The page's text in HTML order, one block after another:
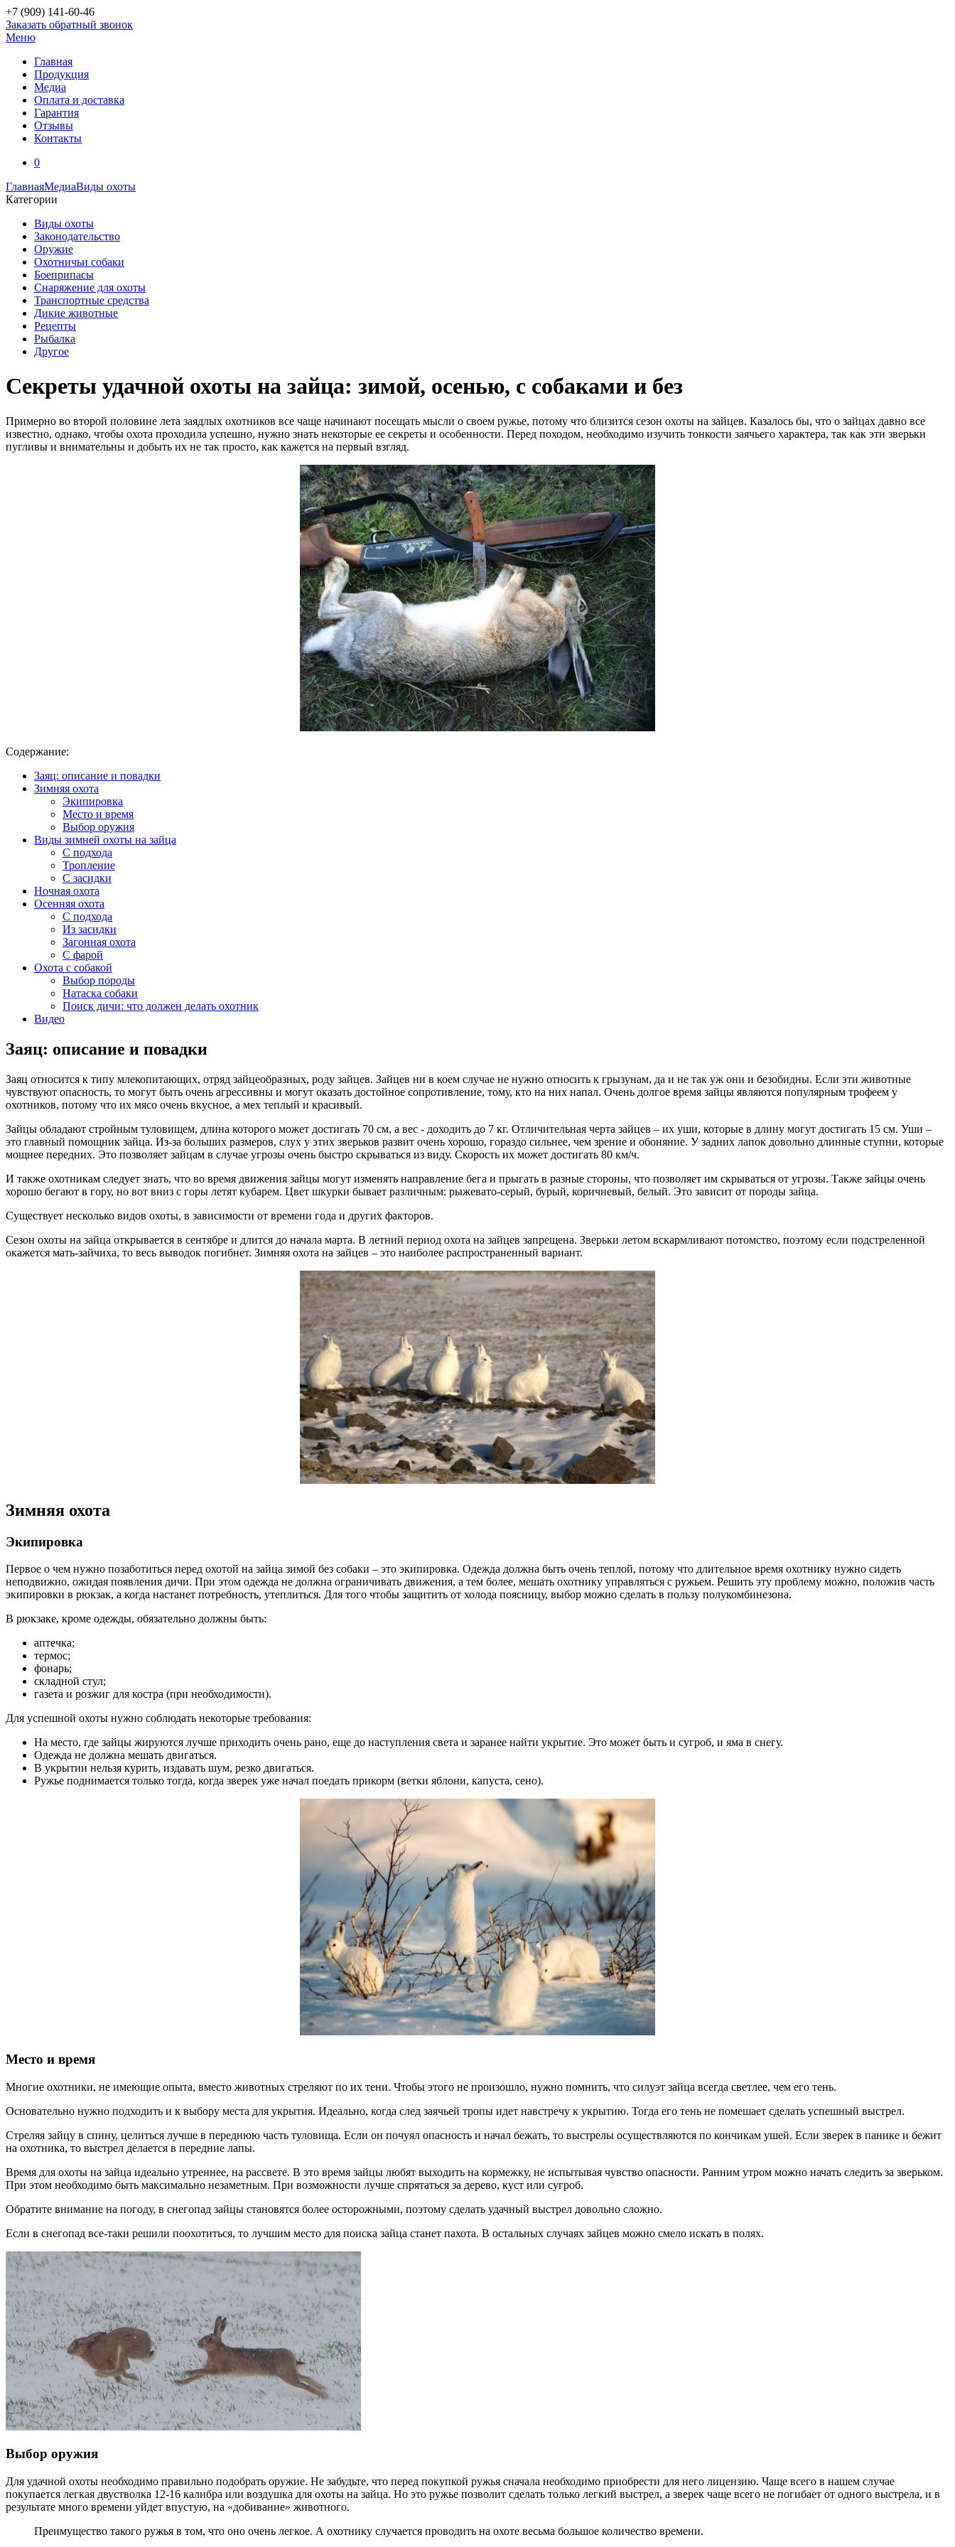
+7 (909) 141-60-46
Заказать обратный звонок
Меню
Главная
Продукция
Медиа
Оплата и доставка
Гарантия
Отзывы
Контакты
0
ГлавнаяМедиаВиды охоты
Категории
Виды охоты
Законодательство
Оружие
Охотничьи собаки
Боеприпасы
Снаряжение для охоты
Транспортные средства
Дикие животные
Рецепты
Рыбалка
Другое
Секреты удачной охоты на зайца: зимой, осенью, с собаками и без
Примерно во второй половине лета заядлых охотников все чаще начинают посещать мысли о своем ружье, потому что близится сезон охоты на зайцев. Казалось бы, что о зайцах давно все
известно, однако, чтобы охота проходила успешно, нужно знать некоторые ее секреты и особенности. Перед походом, необходимо изучить тонкости заячьего характера, так как эти зверьки
пугливы и внимательны и добыть их не так просто, как кажется на первый взгляд.
Содержание:
Заяц: описание и повадки
Зимняя охота
Экипировка
Место и время
Выбор оружия
Виды зимней охоты на зайца
С подхода
Тропление
С засидки
Ночная охота
Осенняя охота
С подхода
Из засидки
Загонная охота
С фарой
Охота с собакой
Выбор породы
Натаска собаки
Поиск дичи: что должен делать охотник
Видео
Заяц: описание и повадки
Заяц относится к типу млекопитающих, отряд зайцеобразных, роду зайцев. Зайцев ни в коем случае не нужно относить к грызунам, да и не так уж они и безобидны. Если эти животные
чувствуют опасность, то могут быть очень агрессивны и могут оказать достойное сопротивление, тому, кто на них напал. Очень долгое время зайцы являются популярным трофеем у
охотников, потому что их мясо очень вкусное, а мех теплый и красивый.
Зайцы обладают стройным туловищем, длина которого может достигать 70 см, а вес - доходить до 7 кг. Отличительная черта зайцев – их уши, которые в длину могут достигать 15 см. Уши –
это главный помощник зайца. Из-за больших размеров, слух у этих зверьков развит очень хорошо, гораздо сильнее, чем зрение и обоняние. У задних лапок довольно длинные ступни, которые
мощнее передних. Это позволяет зайцам в случае угрозы очень быстро скрываться из виду. Скорость их может достигать 80 км/ч.
И также охотникам следует знать, что во время движения зайцы могут изменять направление бега и прыгать в разные стороны, что позволяет им скрываться от угрозы. Также зайцы очень
хорошо бегают в гору, но вот вниз с горы летят кубарем. Цвет шкурки бывает различным: рыжевато-серый, бурый, коричневый, белый. Это зависит от породы зайца.
Существует несколько видов охоты, в зависимости от времени года и других факторов.
Сезон охоты на зайца открывается в сентябре и длится до начала марта. В летний период охота на зайцев запрещена. Зверьки летом вскармливают потомство, поэтому если подстреленной
окажется мать-зайчиха, то весь выводок погибнет. Зимняя охота на зайцев – это наиболее распространенный вариант.
Зимняя охота
Экипировка
Первое о чем нужно позаботиться перед охотой на зайца зимой без собаки – это экипировка. Одежда должна быть очень теплой, потому что длительное время охотнику нужно сидеть
неподвижно, ожидая появления дичи. При этом одежда не должна ограничивать движения, а тем более, мешать охотнику управляться с ружьем. Решить эту проблему можно, положив часть
экипировки в рюкзак, а когда настанет потребность, утеплиться. Для того чтобы защитить от холода поясницу, выбор можно сделать в пользу полукомбинезона.
В рюкзаке, кроме одежды, обязательно должны быть:
аптечка;
термос;
фонарь;
складной стул;
газета и розжиг для костра (при необходимости).
Для успешной охоты нужно соблюдать некоторые требования:
На место, где зайцы жируются лучше приходить очень рано, еще до наступления света и заранее найти укрытие. Это может быть и сугроб, и яма в снегу.
Одежда не должна мешать двигаться.
В укрытии нельзя курить, издавать шум, резко двигаться.
Ружье поднимается только тогда, когда зверек уже начал поедать прикорм (ветки яблони, капуста, сено).
Место и время
Многие охотники, не имеющие опыта, вместо животных стреляют по их тени. Чтобы этого не произошло, нужно помнить, что силуэт зайца всегда светлее, чем его тень.
Основательно нужно подходить и к выбору места для укрытия. Идеально, когда след заячьей тропы идет навстречу к укрытию. Тогда его тень не помешает сделать успешный выстрел.
Стреляя зайцу в спину, целиться лучше в переднюю часть туловища. Если он почуял опасность и начал бежать, то выстрелы осуществляются по кончикам ушей. Если зверек в панике и бежит
на охотника, то выстрел делается в передние лапы.
Время для охоты на зайца идеально утреннее, на рассвете. В это время зайцы любят выходить на кормежку, не испытывая чувство опасности. Ранним утром можно начать следить за зверьком.
При этом необходимо быть максимально незаметным. При возможности лучше спрятаться за дерево, куст или сугроб.
Обратите внимание на погоду, в снегопад зайцы становятся более осторожными, поэтому сделать удачный выстрел довольно сложно.
Если в снегопад все-таки решили поохотиться, то лучшим место для поиска зайца станет пахота. В остальных случаях зайцев можно смело искать в полях.
Выбор оружия
Для удачной охоты необходимо правильно подобрать оружие. Не забудьте, что перед покупкой ружья сначала необходимо приобрести для него лицензию. Чаще всего в нашем случае
покупается легкая двустволка 12-16 калибра или воздушка для охоты на зайца. Но это ружье позволит сделать только легкий выстрел, а зверек чаще всего не погибает от одного выстрела, и в
результате много времени уйдет впустую, на «добивание» животного.
Преимущество такого ружья в том, что оно очень легкое. А охотнику случается проводить на охоте весьма большое количество времени.